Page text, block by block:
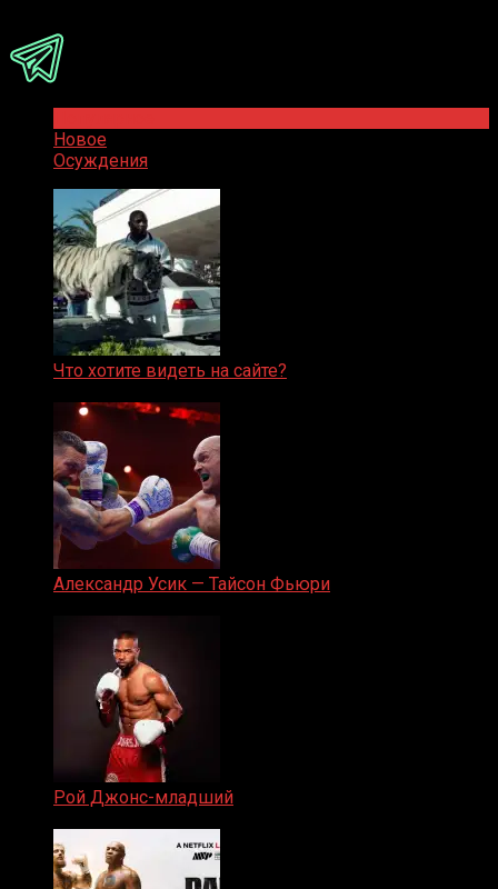
Новое
Осуждения
Что хотите видеть на сайте?
Александр Усик — Тайсон Фьюри
Рой Джонс-младший